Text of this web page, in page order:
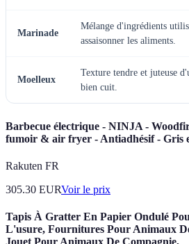
Marinade
Mélange d'ingrédients
assaisonner les aliments.
Moelleux
Texture tendre et juteuse
bien cuit.
Barbecue électrique - NINJA -
fumoir & air fryer - Antiadhésif - Gris
Rakuten FR
305.30 EURVoir le prix
Tapis À Gratter En Papier Ondulé
L'usure, Fournitures Pour Animaux